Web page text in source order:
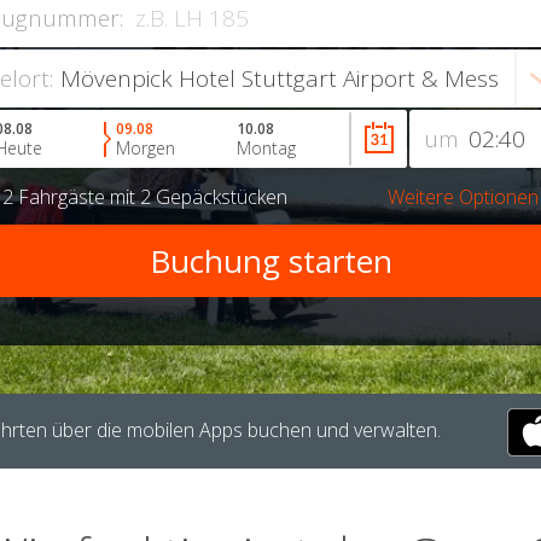
um
09.08
Morgen
10.08
Montag
2 Fahrgästemit2 Gepäckstücken Weitere Optionen
über die mobilen Apps buchen und verwalten.